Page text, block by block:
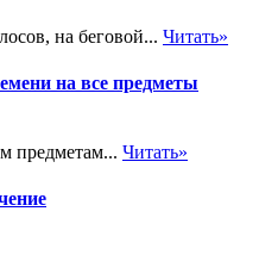
на беговой... Читать»
на все предметы
предметам... Читать»